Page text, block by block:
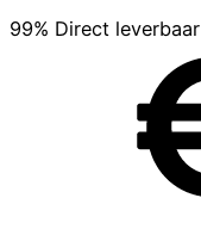
99% Direct leverbaar